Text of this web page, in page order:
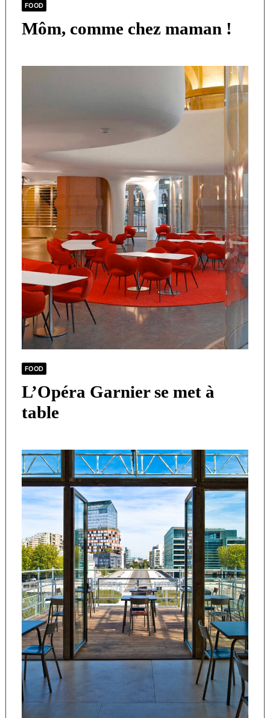
FOOD
Môm, comme chez maman !
FOOD
L’Opéra Garnier se met à
table